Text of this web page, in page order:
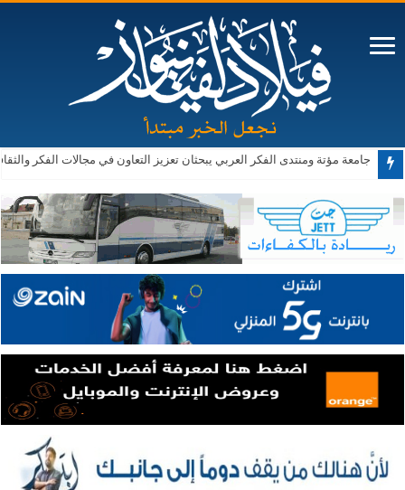
جامعة مؤتة ومنتدى الفكر العربي يبحثان تعزيز التعاون في مجالات الفكر
صادرات صناعة عمان تكسر حاجز الــ 4 مليارات دينار في 7 أشهر بالعام الحالي